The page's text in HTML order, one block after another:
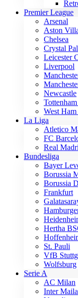
Premier League
Arsenal
Aston
Chelsea
Crystal
Leicester
Liverpool
Newcastle
West
La Liga
Atletico
FC
Real
Bundesliga
Bayer
Borussia
Borussia
Frankfurt
Hertha
St. Pauli
VfB
Wolfsburg
Serie A
AC Milan
Inter